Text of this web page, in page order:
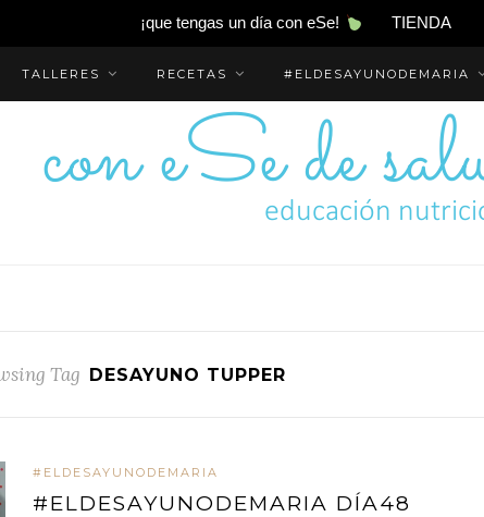
¡que tengas un día con eSe! TIENDA
TALLERES RECETAS #ELDESAYUNODEMARIA
Tag DESAYUNO TUPPER
#ELDESAYUNODEMARIA
#ELDESAYUNODEMARIA DÍA48